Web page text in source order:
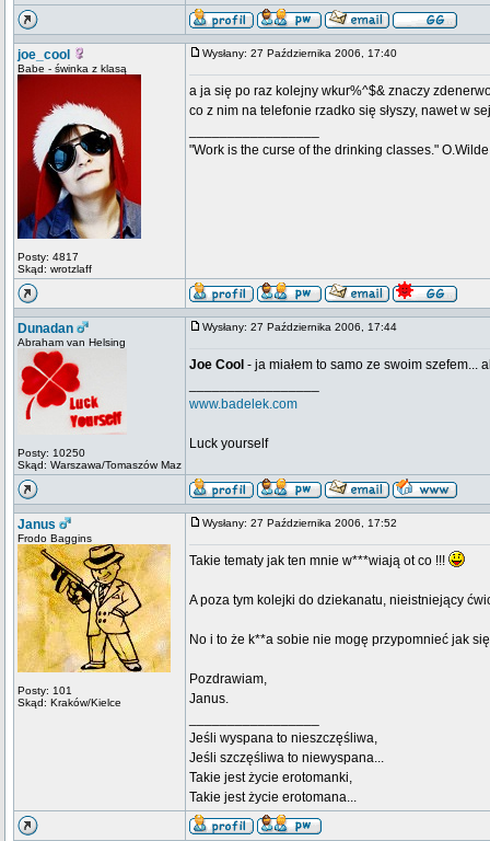
joe_cool
Babe - świnka z klasą
Posty: 4817
Skąd: wrotzlaff
Wysłany: 27 Października 2006, 17:40
a ja się po raz kolejny wkur%^$& znaczy
co z nim na telefonie rzadko się słyszy, nawet w
"Work is the curse of the drinking classes." O.Wilde
Dunadan
Abraham van Helsing
Posty: 10250
Skąd: Warszawa/Tomaszów Maz
Wysłany: 27 Października 2006, 17:44
Joe Cool - ja miałem to samo ze swoim szefem...
www.badelek.com
Luck yourself
Janus
Frodo Baggins
Posty: 101
Skąd: Kraków/Kielce
Wysłany: 27 Października 2006, 17:52
Takie tematy jak ten mnie w***wiają ot co !!!
A poza tym kolejki do dziekanatu, nieistniejący
No i to że k**a sobie nie mogę przypomnieć jak
Pozdrawiam,
Janus.
Jeśli wyspana to nieszczęśliwa,
Jeśli szczęśliwa to niewyspana...
Takie jest życie erotomanki,
Takie jest życie erotomana...